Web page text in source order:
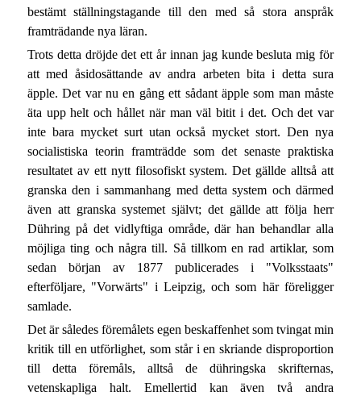
bestämt ställningstagande till den med så stora anspråk
framträdande nya läran.
Trots detta dröjde det ett år innan jag kunde besluta mig för
att med åsidosättande av andra arbeten bita i detta sura
äpple. Det var nu en gång ett sådant äpple som man måste
äta upp helt och hållet när man väl bitit i det. Och det var
inte bara mycket surt utan också mycket stort. Den nya
socialistiska teorin framträdde som det senaste praktiska
resultatet av ett nytt filosofiskt system. Det gällde alltså att
granska den i sammanhang med detta system och därmed
även att granska systemet självt; det gällde att följa herr
Dühring på det vidlyftiga område, där han behandlar alla
möjliga ting och några till. Så tillkom en rad artiklar, som
sedan början av 1877 publicerades i "Volksstaats"
efterföljare, "Vorwärts" i Leipzig, och som här föreligger
samlade.
Det är således föremålets egen beskaffenhet som tvingat min
kritik till en utförlighet, som står i en skriande disproportion
till detta föremåls, alltså de dühringska skrifternas,
vetenskapliga halt. Emellertid kan även två andra